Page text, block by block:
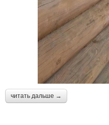
читать дальше →